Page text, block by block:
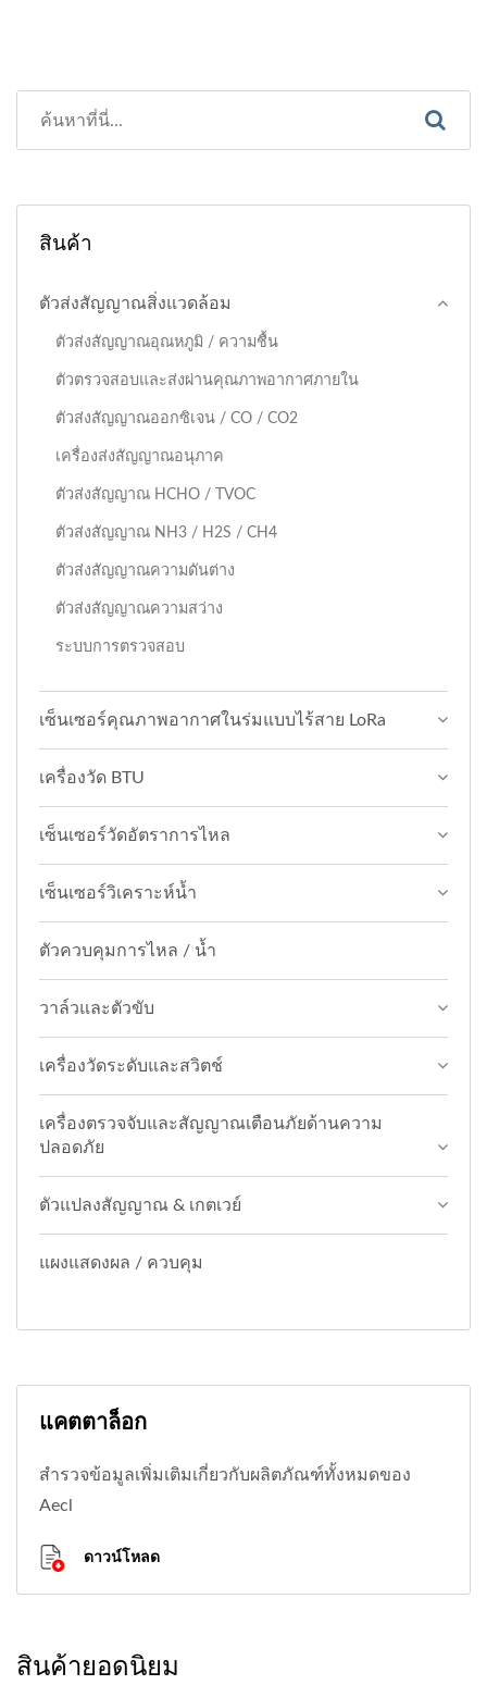
สินค้า
ตัวส่งสัญญาณสิ่งแวดล้อม
ตัวส่งสัญญาณอุณหภูมิ / ความชื้น
ตัวตรวจสอบและส่งผ่านคุณภาพอากาศภายใน
ตัวส่งสัญญาณออกซิเจน / CO / CO2
เครื่องส่งสัญญาณอนุภาค
ตัวส่งสัญญาณ HCHO / TVOC
ตัวส่งสัญญาณ NH3 / H2S / CH4
ตัวส่งสัญญาณความดันต่าง
ตัวส่งสัญญาณความสว่าง
ระบบการตรวจสอบ
เซ็นเซอร์คุณภาพอากาศในร่มแบบไร้สาย LoRa
เครื่องวัด BTU
เซ็นเซอร์วัดอัตราการไหล
เซ็นเซอร์วิเคราะห์น้ำ
ตัวควบคุมการไหล / น้ำ
วาล์วและตัวขับ
เครื่องวัดระดับและสวิตช์
เครื่องตรวจจับและสัญญาณเตือนภัยด้านความ
ปลอดภัย
ตัวแปลงสัญญาณ & เกตเวย์
แผงแสดงผล / ควบคุม
แคตตาล็อก
สำรวจข้อมูลเพิ่มเติมเกี่ยวกับผลิตภัณฑ์ทั้งหมดของ
Aecl
ดาวน์โหลด
สินค้ายอดนิยม